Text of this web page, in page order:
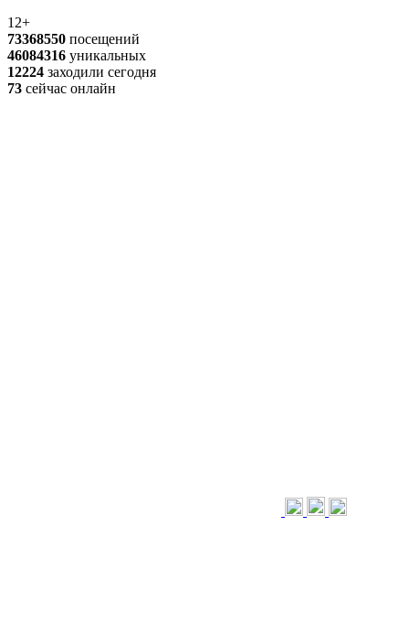
12+
73368550 посещений
46084316 уникальных
12224 заходили сегодня
73 сейчас онлайн